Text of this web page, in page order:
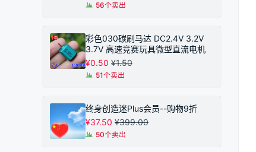
¥0.01
至
¥0.10
56个卖出
彩色030碳刷马达 DC2.4V 3.2V
3.7V 高速竞赛玩具微型直流电机
¥0.50 ¥1.50
51个卖出
终身创造迷Plus会员--购物9折
¥37.50 ¥399.00
50个卖出